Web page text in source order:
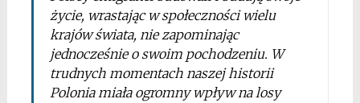
życie, wrastając w społeczności wielu
krajów świata, nie zapominając
jednocześnie o swoim pochodzeniu. W
trudnych momentach naszej historii
Polonia miała ogromny wpływ na losy